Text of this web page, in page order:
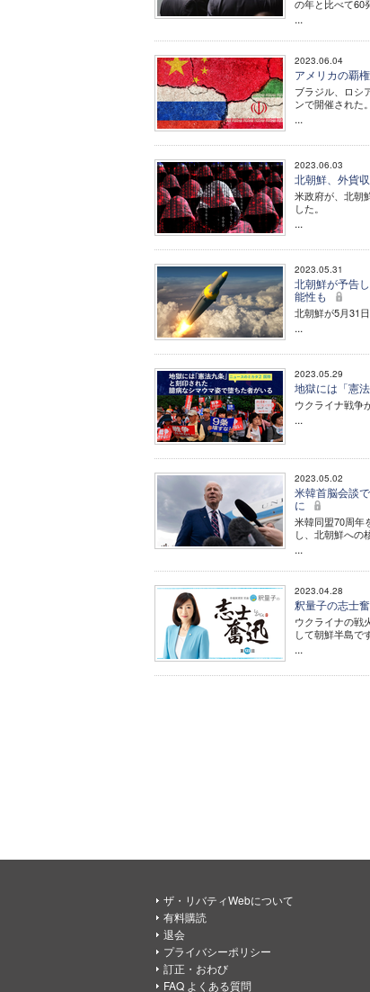
の年と比べて60
...
2023.06.04
アメリカの覇
ブラジル、ロシ
ンで開催された。
...
2023.06.03
北朝鮮、外貨
米政府が、北朝
した。
...
2023.05.31
北朝鮮が予告
能性も
北朝鮮が5月31
...
2023.05.29
地獄には「憲
ウクライナ戦争
...
2023.05.02
米韓首脳会談
に
米韓同盟70周年
し、北朝鮮への
...
2023.04.28
釈量子の志士
ウクライナの戦
して朝鮮半島です
...
ザ・リバティWebについて
有料購読
退会
プライバシーポリシー
訂正・おわび
FAQ よくある質問